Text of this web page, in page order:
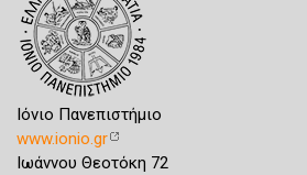
Ιόνιο Πανεπιστήμιο
www.ionio.gr
Ιωάννου Θεοτόκη 72